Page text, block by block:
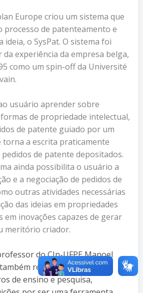
Europe criou um sistema que
processo de patenteamento e
ideia, o SysPat. O sistema foi
experiência da empresa belga,
como um spin-off da Université
usuário aprender sobre
de propriedade intelectual,
de patente guiado por um
torna a escrita praticamente
de patente depositados.
ainda possibilita o usuário a
e a negociação de pedidos de
outras atividades necessárias
das ideias em propriedades
em inovações capazes de gerar
meritório criador.
do CIn-UFPE Manoel
responde à demanda
de ensino e pesquisa,